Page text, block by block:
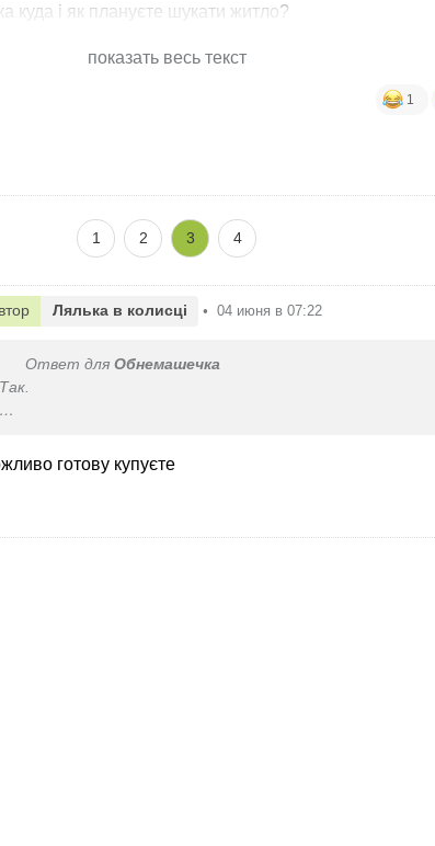
куда і як плануєте шукати житло?
показать весь текст
1
1 2 3 4
Лялька в колисці • 04 июня в 07:22
Ответ для Обнемашечка
Так.
готову купуєте